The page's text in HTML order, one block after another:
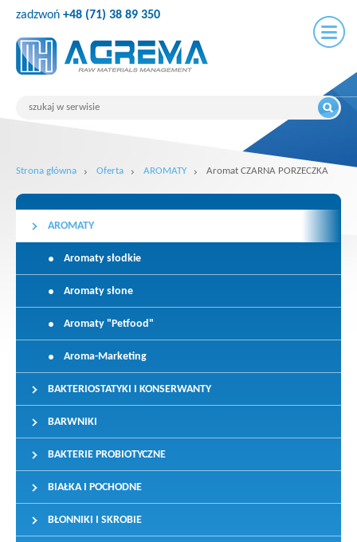
zadzwoń +48 (71) 38 89 350
Strona główna Oferta AROMATY Aromat CZARNA PORZECZKA
AROMATY
Aromaty słodkie
Aromaty słone
Aromaty "Petfood"
Aroma-Marketing
BAKTERIOSTATYKI I KONSERWANTY
BARWNIKI
BAKTERIE PROBIOTYCZNE
BIAŁKA I POCHODNE
BŁONNIKI I SKROBIE